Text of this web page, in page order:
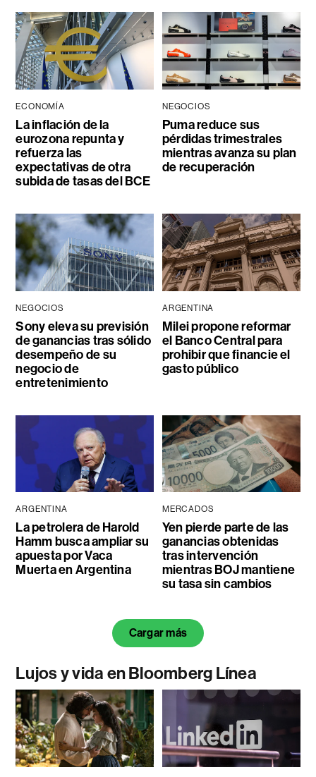
ECONOMÍA
La inflación de la
eurozona repunta y
refuerza las
expectativas de otra
subida de tasas del BCE
NEGOCIOS
Puma reduce sus
pérdidas trimestrales
mientras avanza su plan
de recuperación
NEGOCIOS
Sony eleva su previsión
de ganancias tras sólido
desempeño de su
negocio de
entretenimiento
ARGENTINA
Milei propone reformar
el Banco Central para
prohibir que financie el
gasto público
ARGENTINA
La petrolera de Harold
Hamm busca ampliar su
apuesta por Vaca
Muerta en Argentina
MERCADOS
Yen pierde parte de las
ganancias obtenidas
tras intervención
mientras BOJ mantiene
su tasa sin cambios
Cargar más
Lujos y vida en Bloomberg Línea